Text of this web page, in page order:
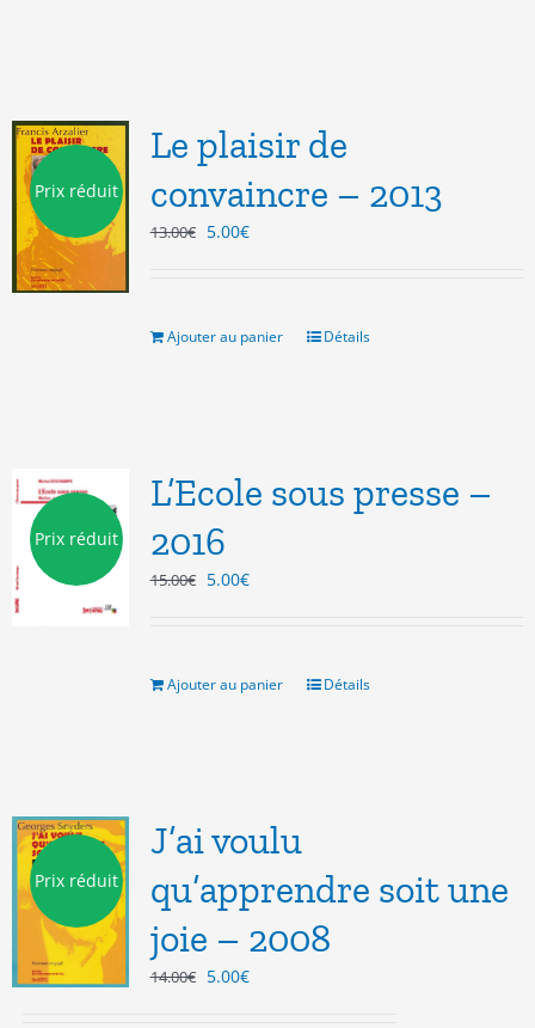
Prix réduit
Le plaisir de
convaincre – 2013
13.00€ Le
13.00€.
5.00€Le
5.00€.
Ajouter au panier Détails
Prix réduit
L’Ecole sous presse –
2016
15.00€ Le
15.00€.
5.00€Le
5.00€.
Ajouter au panier Détails
Prix réduit
J’ai voulu
qu’apprendre soit une
joie – 2008
14.00€ Le
5.00€Le